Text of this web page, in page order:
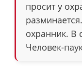
просит у
охранник. В
Человек-